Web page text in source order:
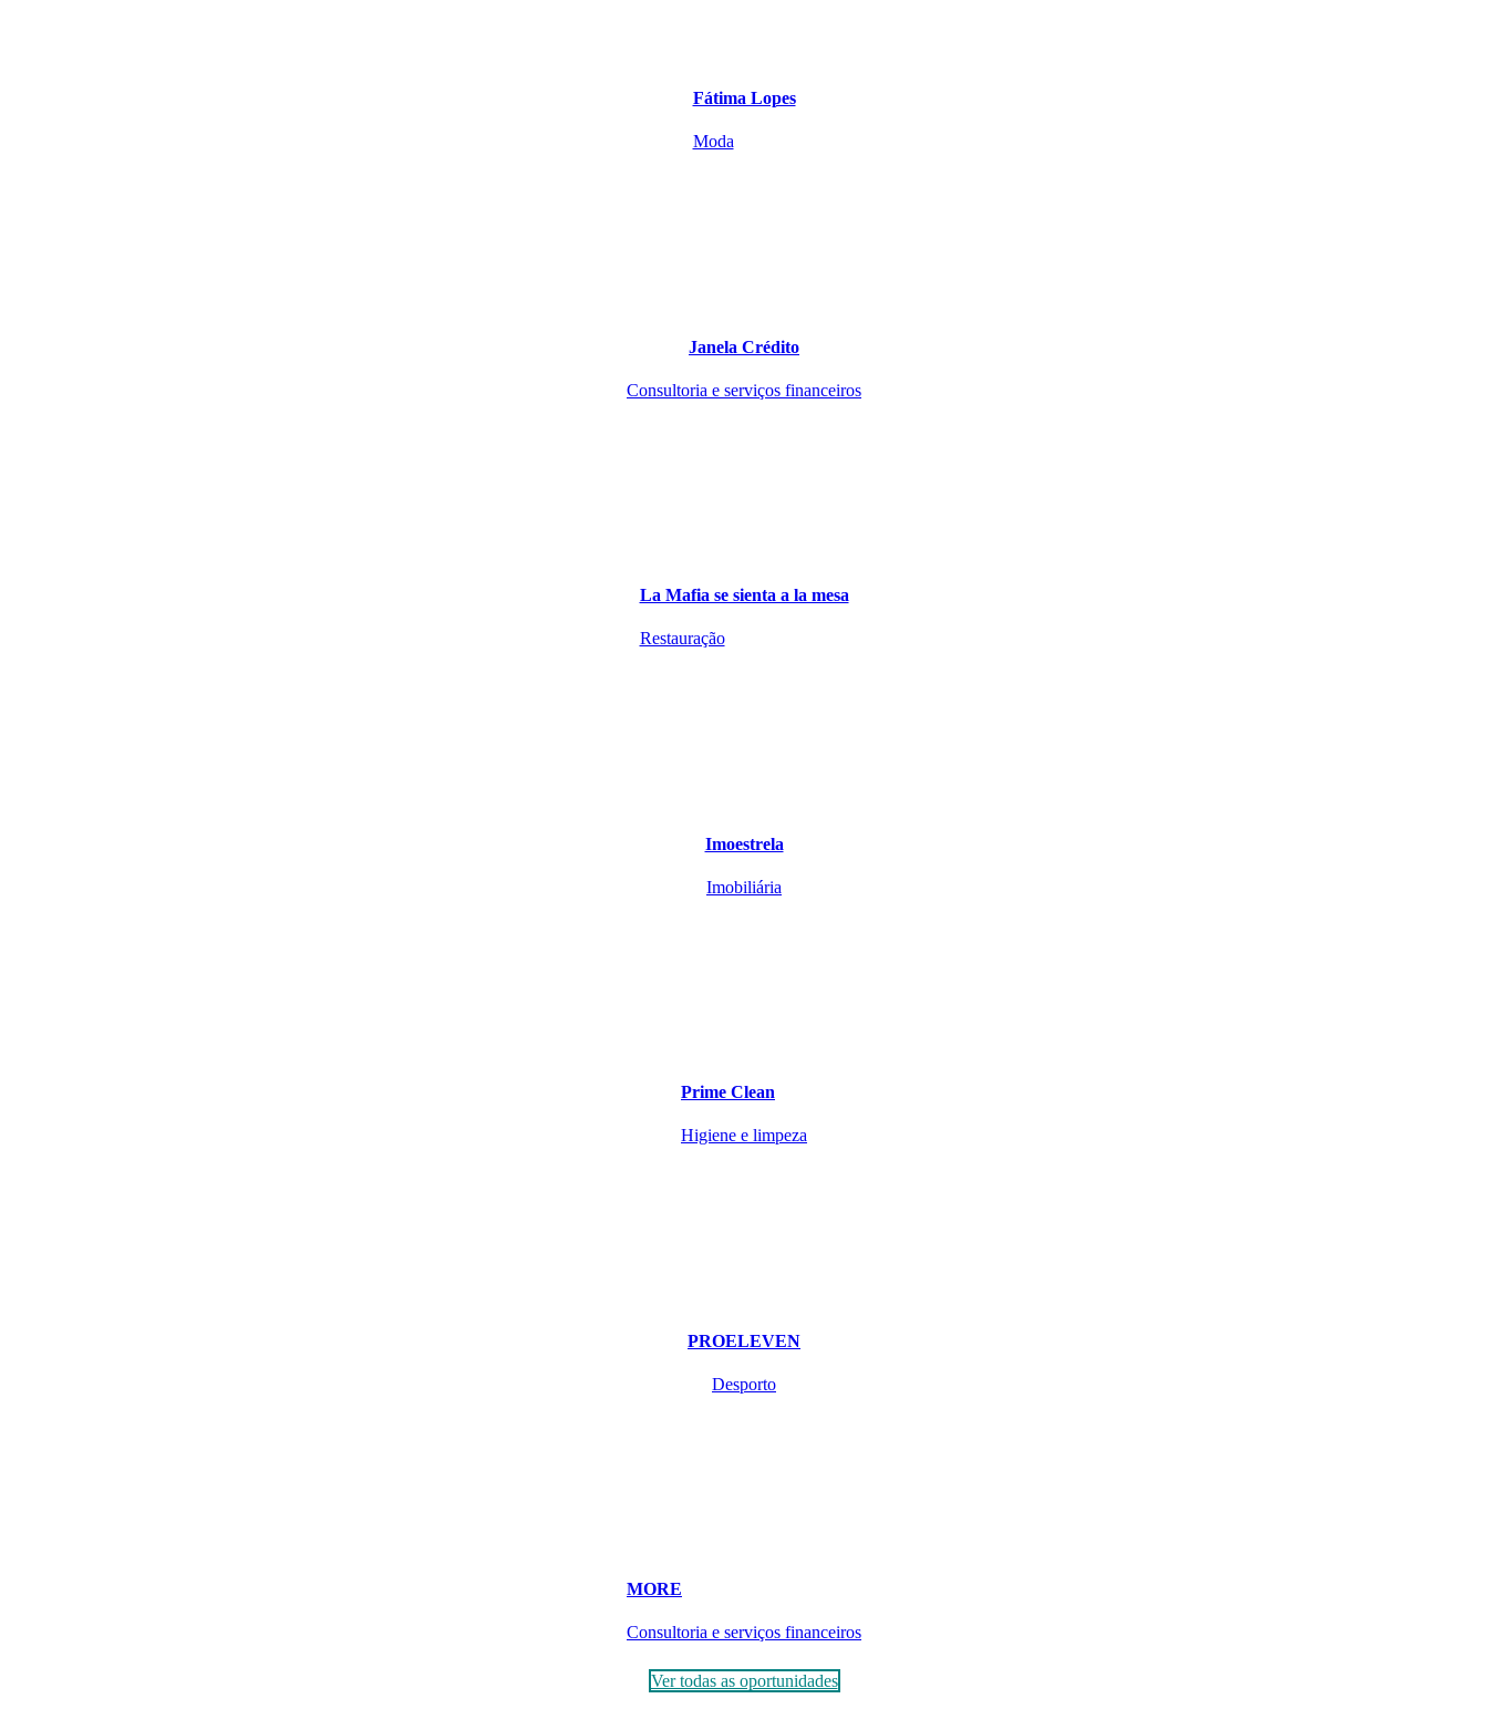
Fátima Lopes
Moda
Janela Crédito
Consultoria e serviços financeiros
La Mafia se sienta a la mesa
Restauração
Imoestrela
Imobiliária
Prime Clean
Higiene e limpeza
PROELEVEN
Desporto
MORE
Consultoria e serviços financeiros
Ver todas as oportunidades